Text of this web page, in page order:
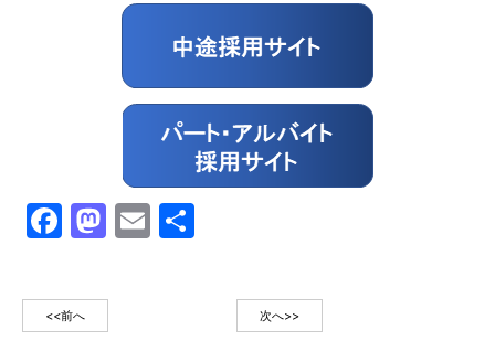
Facebook
Mastodon
Email
<<前へ 次へ>>